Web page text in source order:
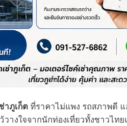
าภูเก็ต ที่ราคาไม่แพง รถสภาพดี
วางใจจากนักท่องเที่ยวทั้งชาวไ